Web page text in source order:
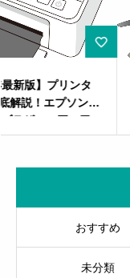
飛行機ラッピング
ぶブランド体験で
現するマーケティ
おすすめ
未分類